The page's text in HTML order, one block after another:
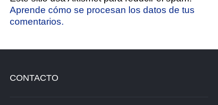
Aprende cómo se procesan los datos de tus
comentarios.
CONTACTO